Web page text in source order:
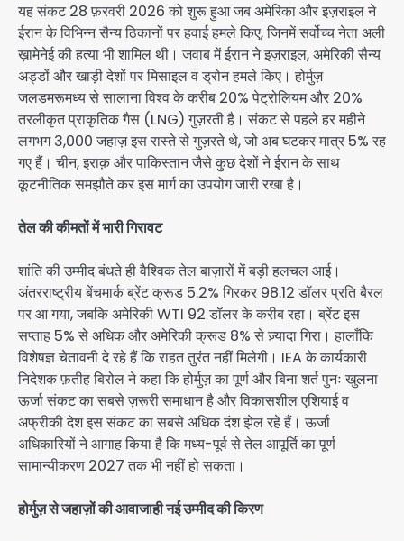
यह संकट 28 फ़रवरी 2026 को शुरू हुआ जब अमेरिका और इज़राइल ने
ईरान के विभिन्न सैन्य ठिकानों पर हवाई हमले किए, जिनमें सर्वोच्च नेता अली
ख़ामेनेई की हत्या भी शामिल थी। जवाब में ईरान ने इज़राइल, अमेरिकी सैन्य
अड्डों और खाड़ी देशों पर मिसाइल व ड्रोन हमले किए। होर्मुज़
जलडमरूमध्य से सालाना विश्व के करीब 20% पेट्रोलियम और 20%
तरलीकृत प्राकृतिक गैस (LNG) गुज़रती है। संकट से पहले हर महीने
लगभग 3,000 जहाज़ इस रास्ते से गुज़रते थे, जो अब घटकर मात्र 5% रह
गए हैं। चीन, इराक़ और पाकिस्तान जैसे कुछ देशों ने ईरान के साथ
कूटनीतिक समझौते कर इस मार्ग का उपयोग जारी रखा है।
तेल की कीमतों में भारी गिरावट
शांति की उम्मीद बंधते ही वैश्विक तेल बाज़ारों में बड़ी हलचल आई।
अंतरराष्ट्रीय बेंचमार्क ब्रेंट क्रूड 5.2% गिरकर 98.12 डॉलर प्रति बैरल
पर आ गया, जबकि अमेरिकी WTI 92 डॉलर के करीब रहा। ब्रेंट इस
सप्ताह 5% से अधिक और अमेरिकी क्रूड 8% से ज़्यादा गिरा। हालाँकि
विशेषज्ञ चेतावनी दे रहे हैं कि राहत तुरंत नहीं मिलेगी। IEA के कार्यकारी
निदेशक फ़तीह बिरोल ने कहा कि होर्मुज़ का पूर्ण और बिना शर्त पुनः खुलना
ऊर्जा संकट का सबसे ज़रूरी समाधान है और विकासशील एशियाई व
अफ्रीकी देश इस संकट का सबसे अधिक दंश झेल रहे हैं। ऊर्जा
अधिकारियों ने आगाह किया है कि मध्य-पूर्व से तेल आपूर्ति का पूर्ण
सामान्यीकरण 2027 तक भी नहीं हो सकता।
होर्मुज़ से जहाज़ों की आवाजाही नई उम्मीद की किरण